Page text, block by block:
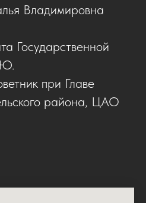
Владимировна
Государственной
при Главе
района, ЦАО